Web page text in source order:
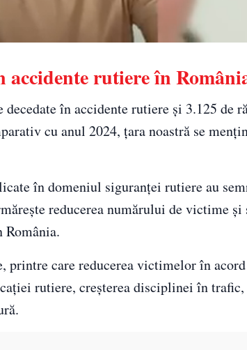
accidente rutiere în
în accidente rutiere și 3.125 de
cu anul 2024, țara noastră se
în domeniul siguranței rutiere au
reducerea numărului de victime
printre care reducerea victimelor în
rutiere, creșterea disciplinei în trafic,